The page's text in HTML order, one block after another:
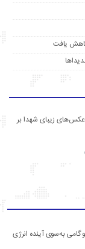
زیبای شهدا بر
گامی به‌سوی آینده انرژی